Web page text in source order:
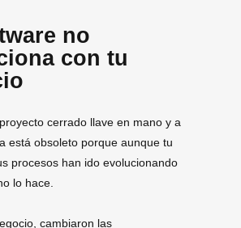
no
con tu
cerrado llave en mano y a
está obsoleto porque aunque tu
procesos han ido evolucionando
lo hace.
cambiaron las